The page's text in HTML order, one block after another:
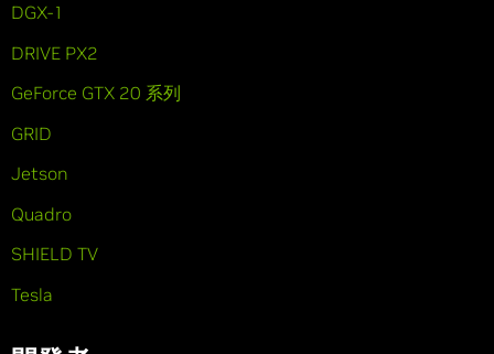
DGX-1
DRIVE PX2
GeForce GTX 20 系列
GRID
Jetson
Quadro
SHIELD TV
Tesla